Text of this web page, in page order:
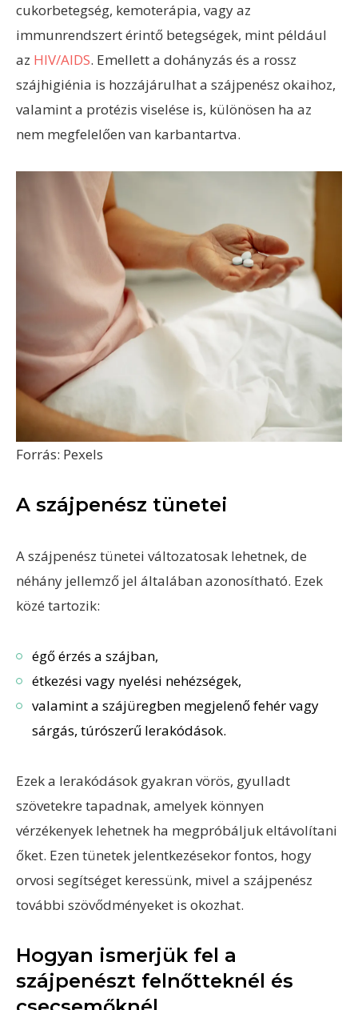
cukorbetegség, kemoterápia, vagy az
immunrendszert érintő betegségek, mint például
az HIV/AIDS. Emellett a dohányzás és a rossz
szájhigiénia is hozzájárulhat a szájpenész okaihoz,
valamint a protézis viselése is, különösen ha az
nem megfelelően van karbantartva.
Forrás: Pexels
A szájpenész tünetei
A szájpenész tünetei változatosak lehetnek, de
néhány jellemző jel általában azonosítható. Ezek
közé tartozik:
égő érzés a szájban,
étkezési vagy nyelési nehézségek,
valamint a szájüregben megjelenő fehér vagy
sárgás, túrószerű lerakódások.
Ezek a lerakódások gyakran vörös, gyulladt
szövetekre tapadnak, amelyek könnyen
vérzékenyek lehetnek ha megpróbáljuk eltávolítani
őket. Ezen tünetek jelentkezésekor fontos, hogy
orvosi segítséget keressünk, mivel a szájpenész
további szövődményeket is okozhat.
Hogyan ismerjük fel a
szájpenészt felnőtteknél és